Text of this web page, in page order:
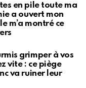
en pile toute ma
a ouvert mon
m’a montré ce
grimper à vos
vite : ce piège
va ruiner leur